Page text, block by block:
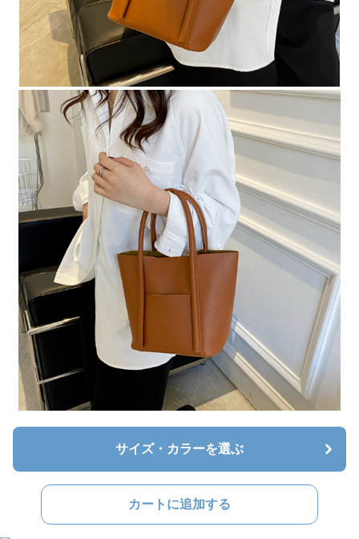
サイズ・カラーを選ぶ
カートに追加する